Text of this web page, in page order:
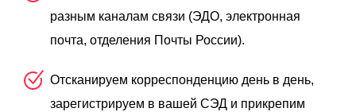
разным каналам связи (ЭДО, электронная
почта, отделения Почты России).
Отсканируем корреспонденцию день в день,
зарегистрируем в вашей СЭД и прикрепим